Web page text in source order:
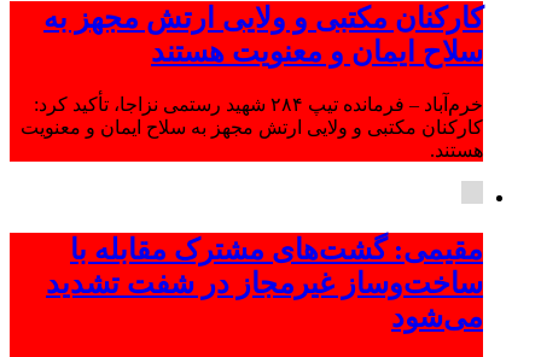
کارکنان مکتبی و ولایی ارتش مجهز به
سلاح ایمان و معنویت هستند
خرم‌آباد – فرمانده تیپ ۲۸۴ شهید رستمی نزاجا، تأکید کرد:
کارکنان مکتبی و ولایی ارتش مجهز به سلاح ایمان و معنویت
هستند.
مقیمی: گشت‌های مشترک مقابله با
ساخت‌وساز غیرمجاز در شفت تشدید
می‌شود